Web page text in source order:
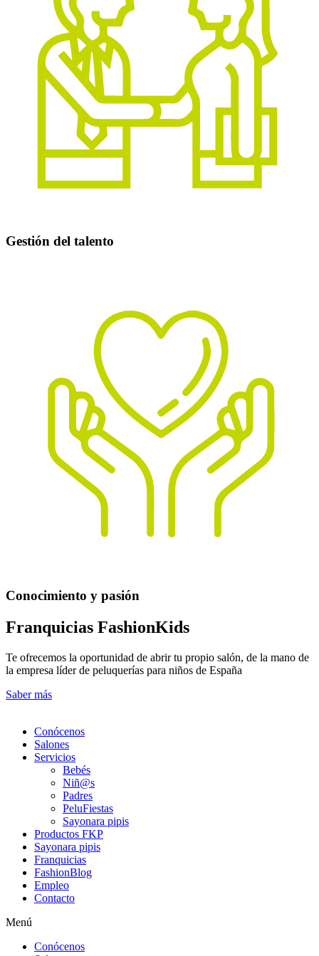
Gestión del talento
Conocimiento y pasión
Franquicias FashionKids
Te ofrecemos la oportunidad de abrir tu propio salón, de la mano de
la empresa líder de peluquerías para niños de España
Saber más
Conócenos
Salones
Servicios
Bebés
Niñ@s
Padres
PeluFiestas
Sayonara pipis
Productos FKP
Sayonara pipis
Franquicias
FashionBlog
Empleo
Contacto
Menú
Conócenos